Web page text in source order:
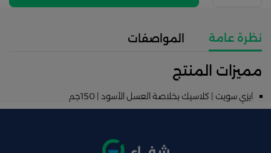
نظرة عامة المواصفات
مميزات المنتج
ايزي سويت | كلاسيك بخلاصة العسل الأسود | 150جم